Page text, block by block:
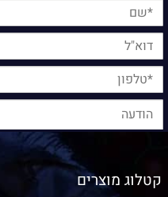
קטלוג מוצרים